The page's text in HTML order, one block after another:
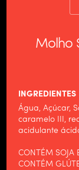
Molho
INGREDIENTES
Água, Açúcar,
caramelo III,
acidulante
CONTÉM SOJA
CONTÉM